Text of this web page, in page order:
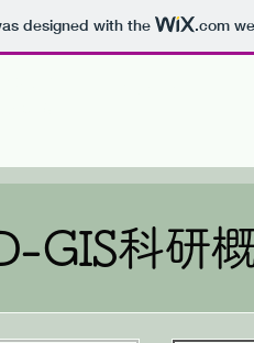
designed with the .com
GIS科研